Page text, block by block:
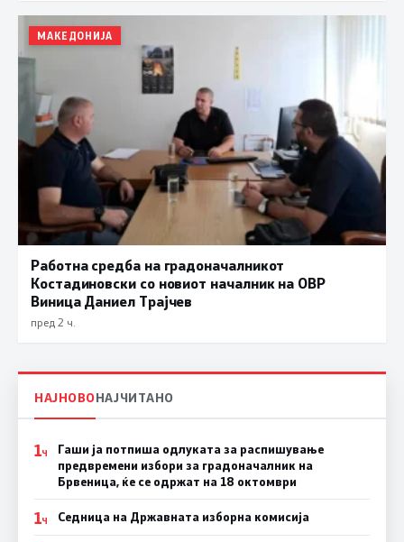
МАКЕДОНИЈА
Работна средба на градоначалникот
Костадиновски со новиот началник на ОВР
Виница Даниел Трајчев
пред 2 ч.
НАЈНОВОНАЈЧИТАНО
1Ч
Гаши ја потпиша одлуката за распишување
предвремени избори за градоначалник на
Брвеница, ќе се одржат на 18 октомври
1Ч Седница на Државната изборна комисија